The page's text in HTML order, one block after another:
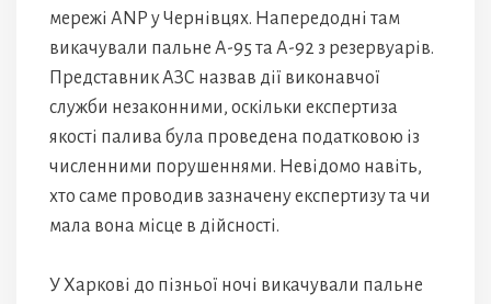
мережі АNP у Чернівцях. Напередодні там
викачували пальне А-95 та А-92 з резервуарів.
Представник АЗС назвав дії виконавчої
служби незаконними, оскільки експертиза
якості палива була проведена податковою із
численними порушеннями. Невідомо навіть,
хто саме проводив зазначену експертизу та чи
мала вона місце в дійсності.
У Харкові до пізньої ночі викачували пальне